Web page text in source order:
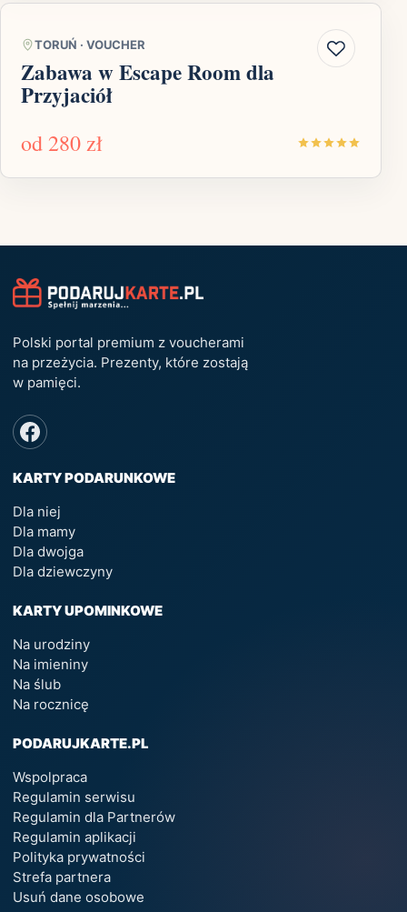
TORUŃ · VOUCHER
Zabawa w Escape Room dla
Przyjaciół
od 280 zł
Polski portal premium z voucherami
na przeżycia. Prezenty, które zostają
w pamięci.
KARTY PODARUNKOWE
Dla niej
Dla mamy
Dla dwojga
Dla dziewczyny
KARTY UPOMINKOWE
Na urodziny
Na imieniny
Na ślub
Na rocznicę
PODARUJKARTE.PL
Wspolpraca
Regulamin serwisu
Regulamin dla Partnerów
Regulamin aplikacji
Polityka prywatności
Strefa partnera
Usuń dane osobowe